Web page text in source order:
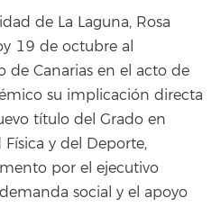
de La Laguna, Rosa
19 de octubre al
de Canarias en el acto de
su implicación directa
título del Grado en
y del Deporte,
por el ejecutivo
social y el apoyo